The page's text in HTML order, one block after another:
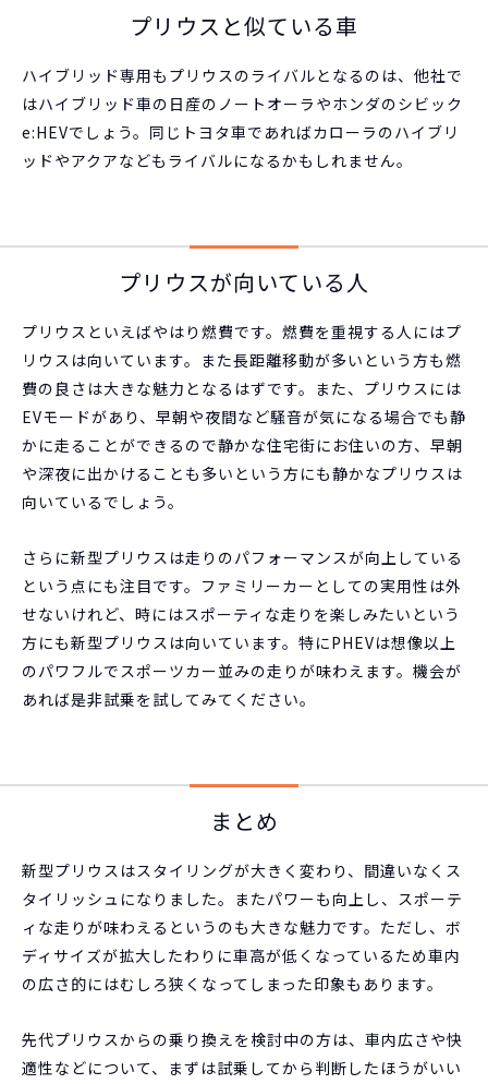
プリウスと似ている車
ハイブリッド専用もプリウスのライバルとなるのは、他社で
はハイブリッド車の日産のノートオーラやホンダのシビック
e:HEVでしょう。同じトヨタ車であればカローラのハイブリ
ッドやアクアなどもライバルになるかもしれません。
プリウスが向いている人
プリウスといえばやはり燃費です。燃費を重視する人にはプ
リウスは向いています。また長距離移動が多いという方も燃
費の良さは大きな魅力となるはずです。また、プリウスには
EVモードがあり、早朝や夜間など騒音が気になる場合でも静
かに走ることができるので静かな住宅街にお住いの方、早朝
や深夜に出かけることも多いという方にも静かなプリウスは
向いているでしょう。
さらに新型プリウスは走りのパフォーマンスが向上している
という点にも注目です。ファミリーカーとしての実用性は外
せないけれど、時にはスポーティな走りを楽しみたいという
方にも新型プリウスは向いています。特にPHEVは想像以上
のパワフルでスポーツカー並みの走りが味わえます。機会が
あれば是非試乗を試してみてください。
まとめ
新型プリウスはスタイリングが大きく変わり、間違いなくス
タイリッシュになりました。またパワーも向上し、スポーテ
ィな走りが味わえるというのも大きな魅力です。ただし、ボ
ディサイズが拡大したわりに車高が低くなっているため車内
の広さ的にはむしろ狭くなってしまった印象もあります。
先代プリウスからの乗り換えを検討中の方は、車内広さや快
適性などについて、まずは試乗してから判断したほうがいい